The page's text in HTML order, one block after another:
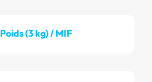
Poids (3 kg) / MIF